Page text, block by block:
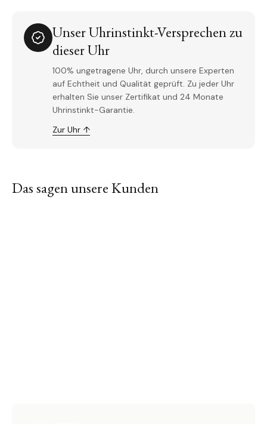
Unser Uhrinstinkt-Versprechen zu
dieser Uhr
100% ungetragene Uhr, durch unsere Experten
auf Echtheit und Qualität geprüft. Zu jeder Uhr
erhalten Sie unser Zertifikat und 24 Monate
Uhrinstinkt-Garantie.
Zur Uhr ↑
Das sagen unsere Kunden